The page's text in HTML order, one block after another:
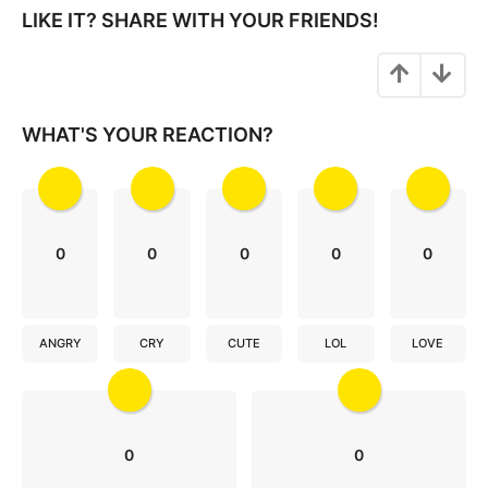
a
n
LIKE IT? SHARE WITH YOUR FRIENDS!
WHAT'S YOUR REACTION?
0
ANGRY
0
CRY
0
CUTE
0
LOL
0
LOVE
0 0